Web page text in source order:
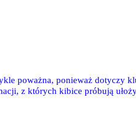
poważna, ponieważ dotyczy
z których kibice próbują